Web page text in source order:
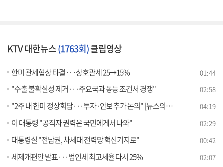
KTV 대한뉴스(1763회)클립영상
한미 관세협상 타결···상호관세 25→15% 01:44
"수출 불확실성 제거···주요국과 동등 조건서 경쟁" 02:58
"2주 내 한미 정상회담···투자·안보 추가 논의" [뉴스의 맥] 04:19
이 대통령 "공직자 권력은 국민에게서 나와" 02:29
대통령실 "전남권, 차세대 전력망 혁신기지로" 00:42
세제개편안 발표···법인세 최고세율 다시 25% 02:07